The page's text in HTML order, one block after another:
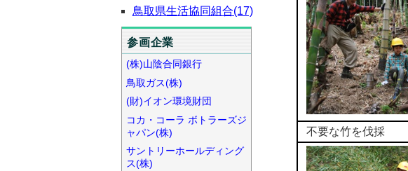
鳥取県生活協同組合(17)
参画企業
(株)山陰合同銀行
鳥取ガス(株)
(財)イオン環境財団
コカ・コーラ ボトラーズジ
ャパン(株)
サントリーホールディング
ス(株)
不要な竹を伐採